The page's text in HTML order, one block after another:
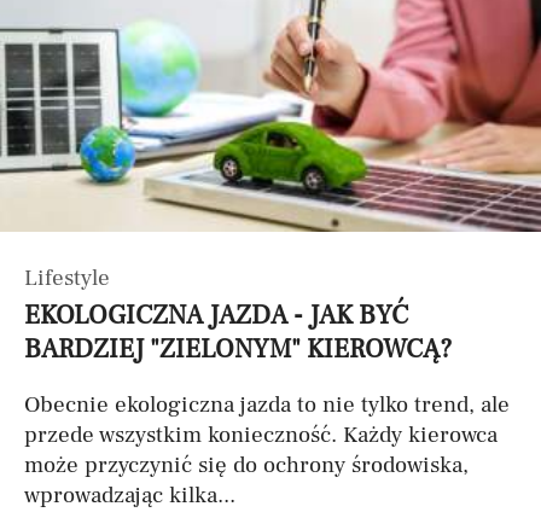
Lifestyle
EKOLOGICZNA JAZDA - JAK BYĆ
BARDZIEJ "ZIELONYM" KIEROWCĄ?
Obecnie ekologiczna jazda to nie tylko trend, ale
przede wszystkim konieczność. Każdy kierowca
może przyczynić się do ochrony środowiska,
wprowadzając kilka...